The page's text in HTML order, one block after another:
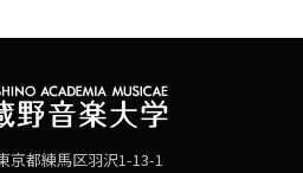
京都練馬区羽沢1-13-1